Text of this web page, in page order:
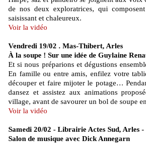
de nos deux exploratrices, qui
saisissant et chaleureux.
Voir la vidéo
Vendredi 19/02 . Mas-Thibert, Arles
À la soupe ! Sur une idée de Guylaine
Et si nous préparions et dégustions
En famille ou entre amis, enfilez votre
découper et faire mijoter le potage…
dansez et assistez aux animations
village, avant de savourer un bol de soupe
Voir la vidéo
Samedi 20/02 - Librairie Actes Sud, Arles -
Salon de musique avec Dick Annegarn